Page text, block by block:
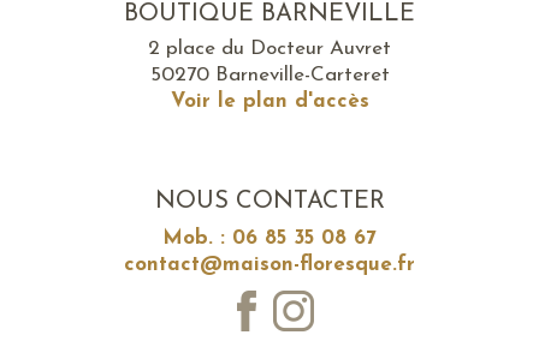
BOUTIQUE BARNEVILLE
2 place du Docteur Auvret
50270 Barneville-Carteret
Voir le plan d'accès
NOUS CONTACTER
Mob. : 06 85 35 08 67
contact@maison-floresque.fr